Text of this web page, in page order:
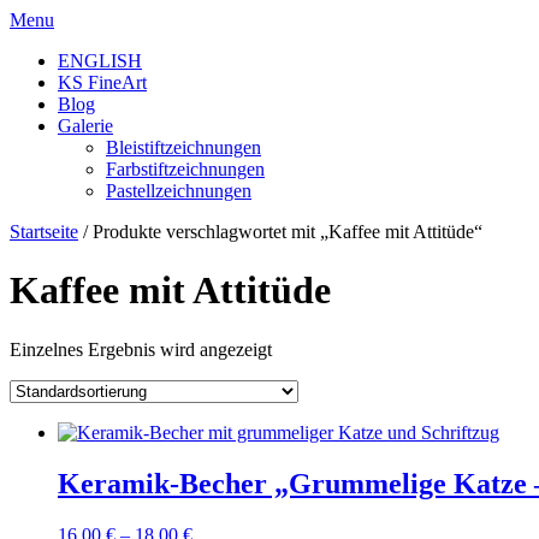
Skip
content
Menu
ENGLISH
KS FineArt
Blog
Galerie
Bleistiftzeichnungen
Farbstiftzeichnungen
Pastellzeichnungen
Startseite / Produkte verschlagwortet mit „Kaffee mit Attitüde“
Kaffee mit Attitüde
Einzelnes Ergebnis wird angezeigt
Keramik-Becher „Grummelige Katze
16,00 € – 18,00 €